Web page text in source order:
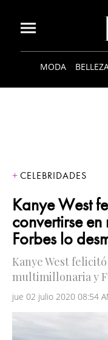
MODA
CELEBRIDADES
Kanye West
convertirse
Forbes lo
Kanye West
multimillonaria y
jue 02 julio 2020 08:54